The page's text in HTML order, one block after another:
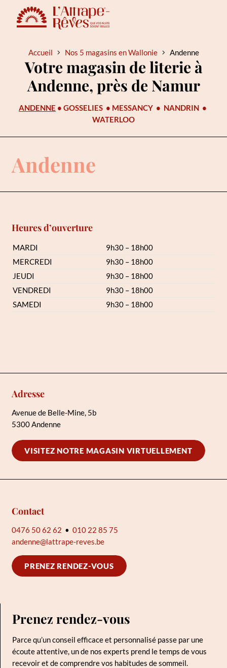
Accueil Nos 5 magasins en Wallonie Andenne
Votre magasin de literie à
Andenne, près de Namur
ANDENNE • GOSSELIES • MESSANCY • NANDRIN •
WATERLOO
Andenne
Heures d’ouverture
MARDI
9h30 – 18h00
MERCREDI
9h30 – 18h00
JEUDI
9h30 – 18h00
VENDREDI
9h30 – 18h00
SAMEDI
9h30 – 18h00
Adresse
Avenue de Belle-Mine, 5b
5300 Andenne
VISITEZ NOTRE MAGASIN VIRTUELLEMENT
Contact
0476 50 62 62 • 010 22 85 75
andenne@lattrape-reves.be
PRENEZ RENDEZ-VOUS
Prenez rendez-vous
Parce qu’un conseil efficace et personnalisé passe par une
écoute attentive, un de nos experts prend le temps de vous
recevoir et de comprendre vos habitudes de sommeil.